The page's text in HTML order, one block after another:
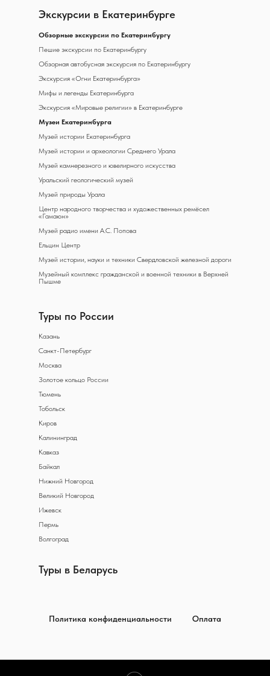
Туры в Беларусь
Экскурсии в Екатеринбурге
Обзорные экскурсии по Екатеринбургу
Пешие экскурсии по Екатеринбургу
Обзорная автобусная экскурсия по Екатеринбургу
Экскурсия «Огни Екатеринбурга»
Мифы и легенды Екатеринбурга
Экскурсия «Мировые религии» в Екатеринбурге
Музеи Екатеринбурга
Музей истории Екатеринбурга
Музей истории и археологии Среднего Урала
Музей камнерезного и ювелирного искусства
Уральский геологический музей
Музей природы Урала
Центр народного творчества и художественных ремёсел
«Гамаюн»
Музей радио имени А.С. Попова
Ельцин Центр
Музей истории, науки и техники Свердловской железной дороги
Музейный комплекс гражданской и военной техники в Верхней
Пышме
Туры по России
Казань
Санкт-Петербург
Москва
Золотое кольцо России
Тюмень
Тобольск
Киров
Калининград
Кавказ
Байкал
Нижний Новгород
Великий Новгород
Ижевск
Пермь
Волгоград
Политика конфиденциальности Оплата